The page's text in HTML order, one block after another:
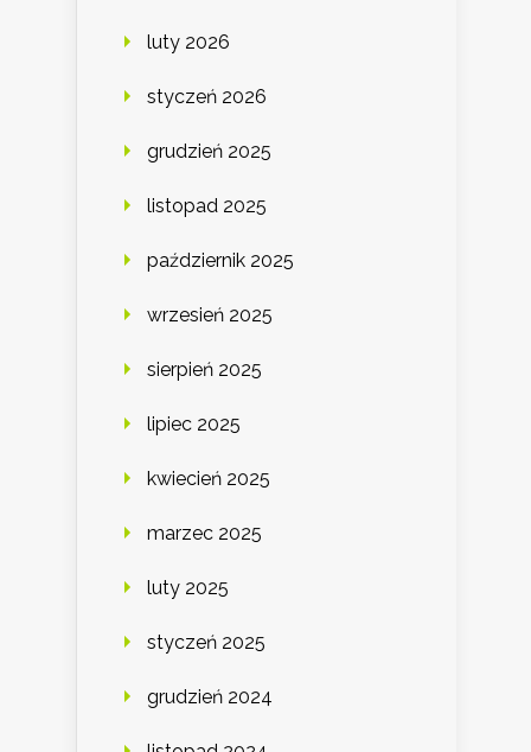
luty 2026
styczeń 2026
grudzień 2025
listopad 2025
październik 2025
wrzesień 2025
sierpień 2025
lipiec 2025
kwiecień 2025
marzec 2025
luty 2025
styczeń 2025
grudzień 2024